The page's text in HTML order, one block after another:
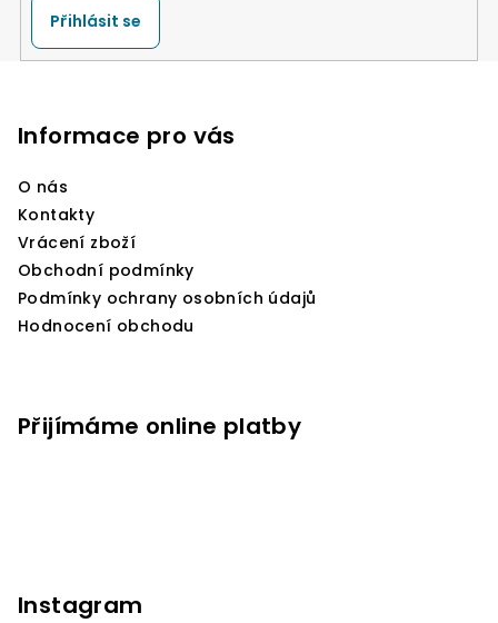
Přihlásit se
Informace pro vás
O nás
Kontakty
Vrácení zboží
Obchodní podmínky
Podmínky ochrany osobních údajů
Hodnocení obchodu
Přijímáme online platby
Instagram